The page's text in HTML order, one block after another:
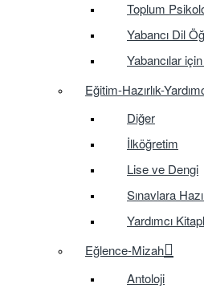
Toplum
Yabancı Dil
Yabancılar
Eğitim-Hazırlık-
Diğer
İlköğretim
Lise ve Dengi
Sınavlara
Yardımcı
Eğlence-Mizah
Antoloji